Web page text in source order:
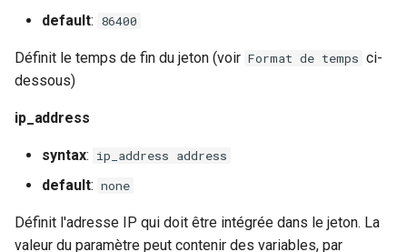
default: 86400
Définit le temps de fin du jeton (voir Format de temps ci-
dessous)
ip_address
syntax: ip_address address
default: none
Définit l'adresse IP qui doit être intégrée dans le jeton. La
valeur du paramètre peut contenir des variables, par